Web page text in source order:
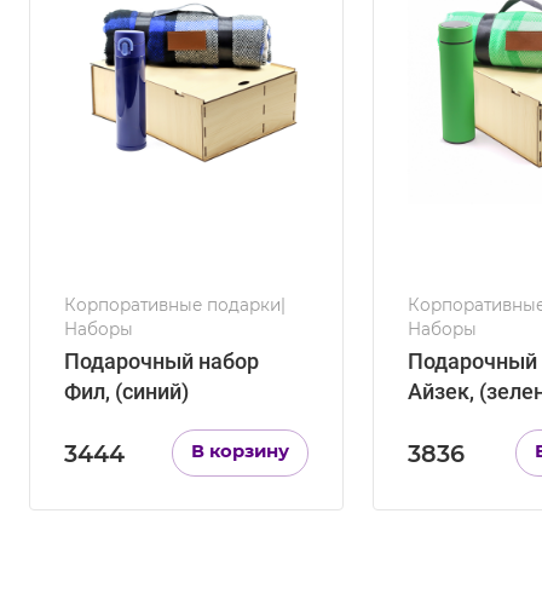
Корпоративные подарки|
Наборы
Подарочный набор
Фил, (синий)
3444 В корзину
Дерево
Наборы
Подарочный
Айзек,
3836